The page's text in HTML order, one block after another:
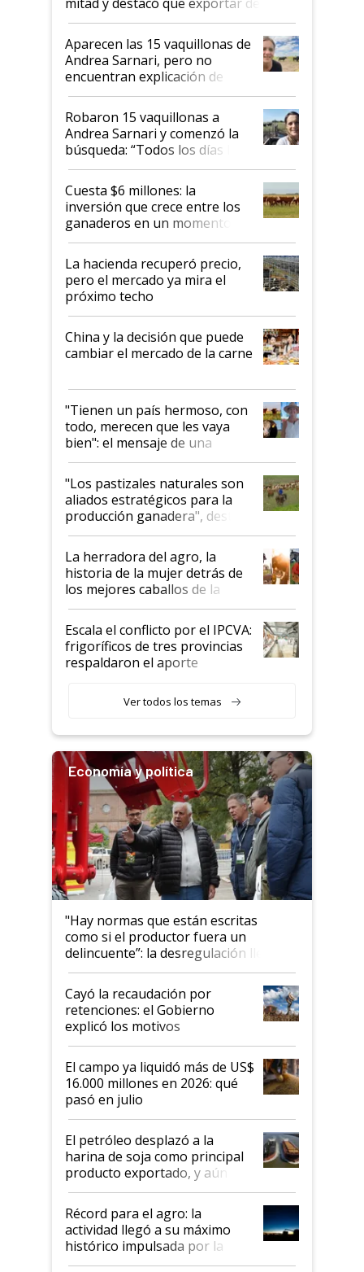
ser "para unos pocos": "Tenemos un
mandato muy claro del gobierno
nacional"
Aparecen las 15 vaquillonas de
Andrea Sarnari, pero no
encuentran explicación de
cómo llegaron allí
Robaron 15 vaquillonas a
Andrea Sarnari y comenzó la
búsqueda: “Todos los días le
toca a algún productor”
Cuesta $6 millones: la
inversión que crece entre los
ganaderos en un momento
histórico para la actividad
La hacienda recuperó precio,
pero el mercado ya mira el
próximo techo
China y la decisión que puede
cambiar el mercado de la carne
"Tienen un país hermoso, con
todo, merecen que les vaya
bien": el mensaje de una
ganadera uruguaya sobre las
oportunidades que se abren
para el agro en Argentina, con
foco en la carne
"Los pastizales naturales son
aliados estratégicos para la
producción ganadera", destaca
la iniciativa que ya reúne a 46
establecimientos en Argentina
La herradora del agro, la
historia de la mujer detrás de
los mejores caballos de la
Argentina y los mitos que
todavía hacen sufrir a estos
animales: "Mientras me
descalificaban, yo seguí
haciendo currículum"
Escala el conflicto por el IPCVA:
frigoríficos de tres provincias
respaldaron el aporte
Ver todos los temas
Economía y política
"Hay normas que están escritas
como si el productor fuera un
delincuente”: la desregulación llegó
al Congreso Aapresid y hasta se
habló del financiamiento al IPCVA
Cayó la recaudación por
retenciones: el Gobierno
explicó los motivos
El campo ya liquidó más de US$
16.000 millones en 2026: qué
pasó en julio
El petróleo desplazó a la
harina de soja como principal
producto exportado, y aún así
el agro aportó casi seis de cada
diez dólares y sostuvo el
liderazgo en un semestre
récord
Récord para el agro: la
actividad llegó a su máximo
histórico impulsada por la
cosecha y las exportaciones